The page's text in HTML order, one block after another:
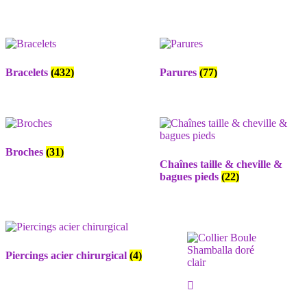
Bracelets (432) Parures (77)
Broches (31)
Chaînes taille & cheville &
bagues pieds (22)
Piercings acier chirurgical (4)